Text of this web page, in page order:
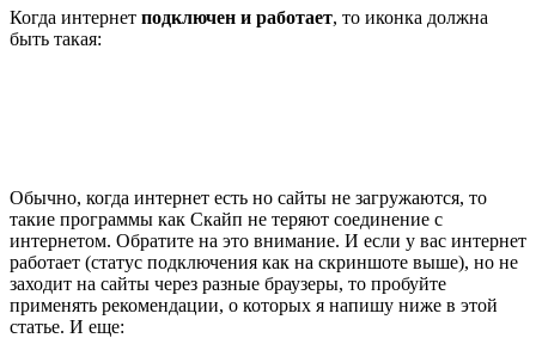
Когда интернет подключен и работает, то иконка должна
быть такая:
Обычно, когда интернет есть но сайты не загружаются, то
такие программы как Скайп не теряют соединение с
интернетом. Обратите на это внимание. И если у вас интернет
работает (статус подключения как на скриншоте выше), но не
заходит на сайты через разные браузеры, то пробуйте
применять рекомендации, о которых я напишу ниже в этой
статье. И еще: